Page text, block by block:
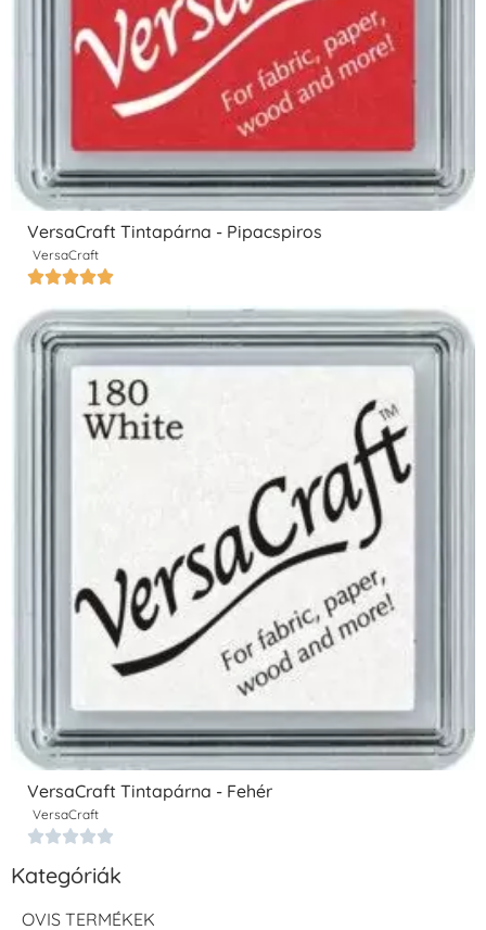
VersaCraft Tintapárna - Pipacspiros
VersaCraft

VersaCraft Tintapárna - Fehér
VersaCraft

Kategóriák
OVIS TERMÉKEK